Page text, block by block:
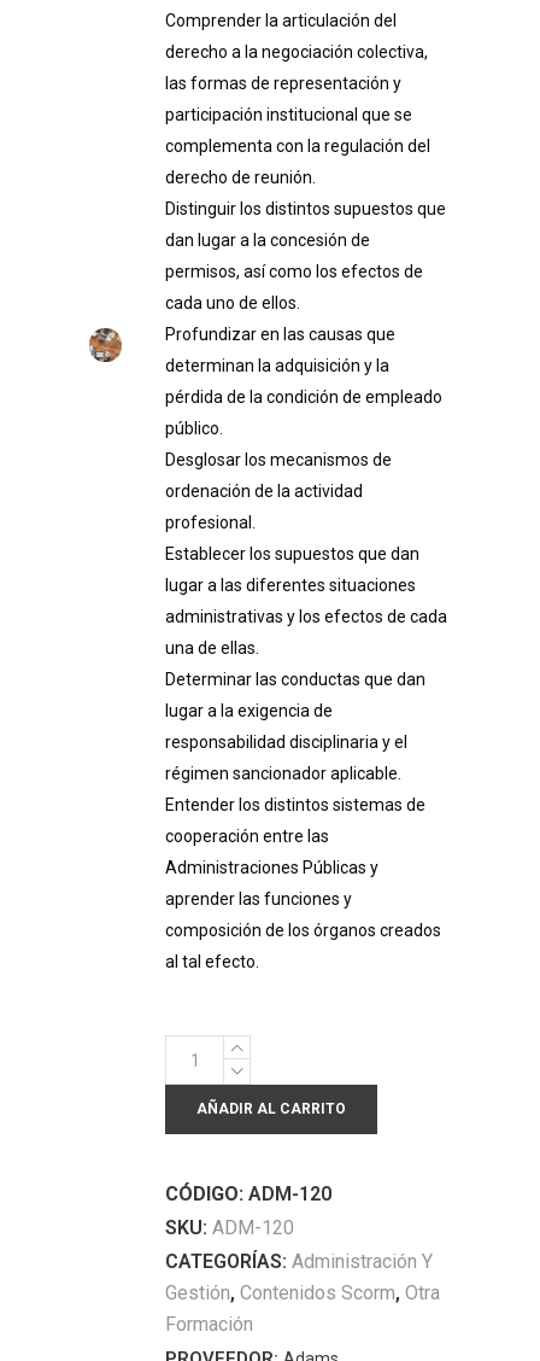
Comprender la articulación del
derecho a la negociación colectiva,
las formas de representación y
participación institucional que se
complementa con la regulación del
derecho de reunión.
Distinguir los distintos supuestos que
dan lugar a la concesión de
permisos, así como los efectos de
cada uno de ellos.
Profundizar en las causas que
determinan la adquisición y la
pérdida de la condición de empleado
público.
Desglosar los mecanismos de
ordenación de la actividad
profesional.
Establecer los supuestos que dan
lugar a las diferentes situaciones
administrativas y los efectos de cada
una de ellas.
Determinar las conductas que dan
lugar a la exigencia de
responsabilidad disciplinaria y el
régimen sancionador aplicable.
Entender los distintos sistemas de
cooperación entre las
Administraciones Públicas y
aprender las funciones y
composición de los órganos creados
al tal efecto.
Estatuto
Básico
Derechos
y
Deberes
quantity
AÑADIR AL CARRITO
CÓDIGO: ADM-120
SKU: ADM-120
CATEGORÍAS: Administración Y
Gestión, Contenidos Scorm, Otra
Formación